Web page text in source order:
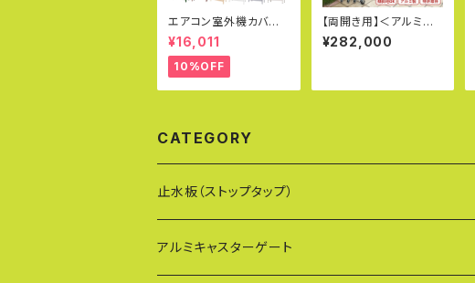
エアコン室外機カバー
特大 ジャンボサイズ 10
80×390×945mm グ
ッドデザイン賞受賞 ア
ルミ製 木目調 エアコン
カバー ベランダ 雨 雪
¥16,011
10%OFF
【両開き用】＜アルミゲ
ート EXG1870N(J)×2
台セット＞特許取得 フ
ターゲート 傾斜地対応
¥282,000
CATEGORY
止水板（ストップタップ）
アルミキャスターゲート